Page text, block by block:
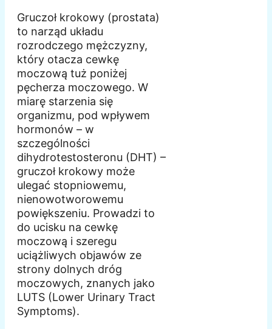
Gruczoł krokowy (prostata)
to narząd układu
rozrodczego mężczyzny,
który otacza cewkę
moczową tuż poniżej
pęcherza moczowego. W
miarę starzenia się
organizmu, pod wpływem
hormonów – w
szczególności
dihydrotestosteronu (DHT) –
gruczoł krokowy może
ulegać stopniowemu,
nienowotworowemu
powiększeniu. Prowadzi to
do ucisku na cewkę
moczową i szeregu
uciążliwych objawów ze
strony dolnych dróg
moczowych, znanych jako
LUTS (Lower Urinary Tract
Symptoms).